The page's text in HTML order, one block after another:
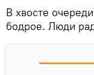
В хвосте
бодрое. Люди